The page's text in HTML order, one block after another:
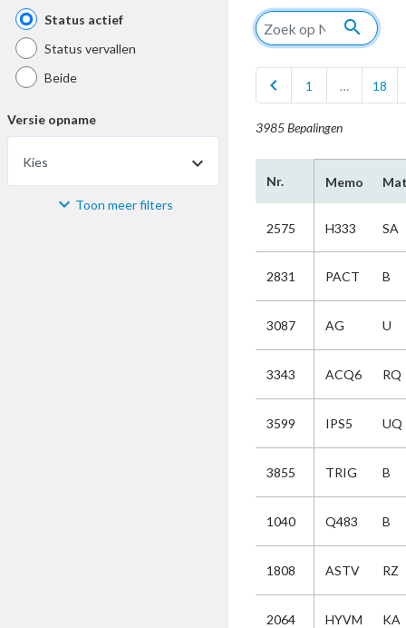
Status actief
Status vervallen
Beide
Versie opname
Kies
Materiaal Toon meer filters
search
chevron_left 1 … 18
3985 Bepalingen
Nr. Memo
2575 H333 SA
2831 PACT B
3087 AG U
3343 ACQ6 RQ
3599 IPS5 UQ
3855 TRIG B
1040 Q483 B
1808 ASTV RZ
2064 HYVM KA